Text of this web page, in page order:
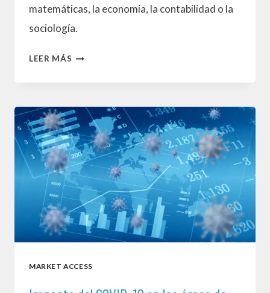
matemáticas, la economía, la contabilidad o la
sociología.
LEER MÁS EL
VALOR
Y
EL
MARKET
ACCESS
MARKET ACCESS